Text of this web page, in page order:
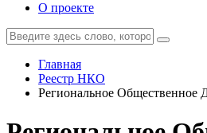
О проекте
Главная
Реестр НКО
Региональное Общественное